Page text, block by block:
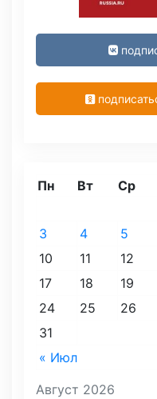
Август 2026
Пн Вт Ср
« Июл
3
4 5
10
11 12
17
18 19
24
25 26
31